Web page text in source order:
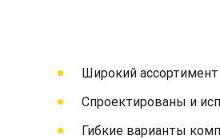
Широкий
Спроектированы и
Гибкие варианты